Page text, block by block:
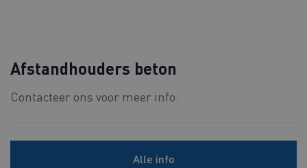
Afstandhouders beton
Contacteer ons voor meer info.
Alle info